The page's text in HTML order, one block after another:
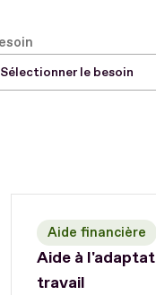
Sélectionner le besoin
Aide à
travail
Aide financière